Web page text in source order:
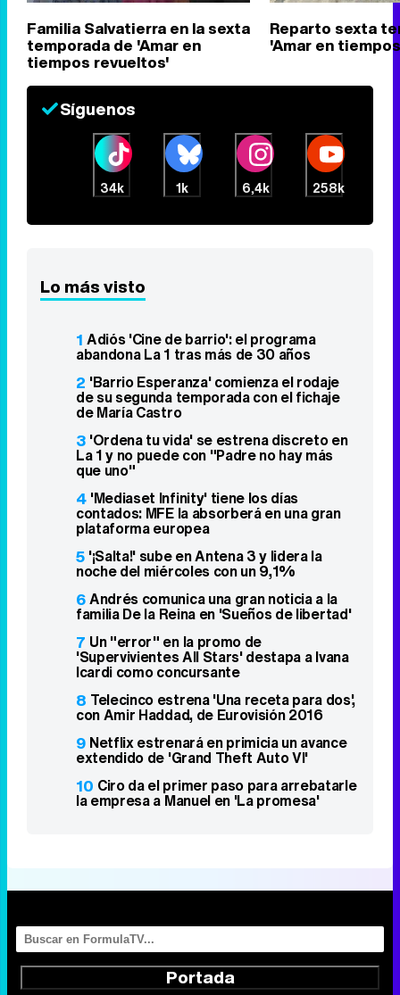
Familia Salvatierra en la sexta
temporada de 'Amar en
tiempos revueltos'
Reparto sexta
'Amar en
Síguenos
34k 1k 6,4k 258k
Lo más visto
1 Adiós 'Cine de barrio': el programa
abandona La 1 tras más de 30 años
2 'Barrio Esperanza' comienza el rodaje
de su segunda temporada con el fichaje
de María Castro
3 'Ordena tu vida' se estrena discreto en
La 1 y no puede con "Padre no hay más
que uno"
4 'Mediaset Infinity' tiene los días
contados: MFE la absorberá en una gran
plataforma europea
5 '¡Salta!' sube en Antena 3 y lidera la
noche del miércoles con un 9,1%
6Andrés comunica una gran noticia a la
familia De la Reina en 'Sueños de libertad'
7 Un "error" en la promo de
'Supervivientes All Stars' destapa a Ivana
Icardi como concursante
8 Telecinco estrena 'Una receta para dos',
con Amir Haddad, de Eurovisión 2016
9 Netflix estrenará en primicia un avance
extendido de 'Grand Theft Auto VI'
10 Ciro da el primer paso para arrebatarle
la empresa a Manuel en 'La promesa'
Portada